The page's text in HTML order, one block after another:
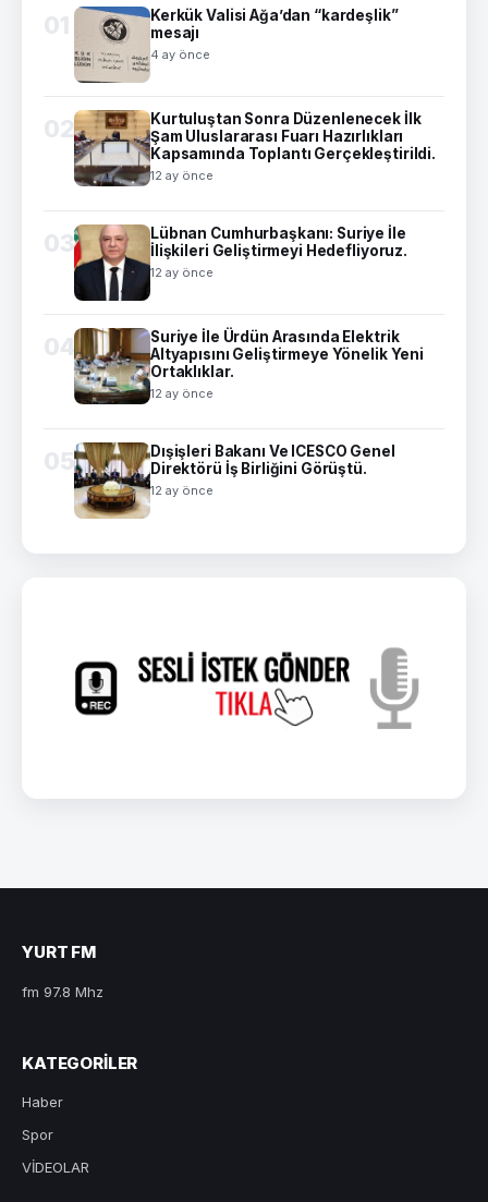
01
Kerkük Valisi Ağa’dan “kardeşlik”
mesajı
4 ay önce
02
Kurtuluştan Sonra Düzenlenecek İlk
Şam Uluslararası Fuarı Hazırlıkları
Kapsamında Toplantı Gerçekleştirildi.
12 ay önce
03
Lübnan Cumhurbaşkanı: Suriye İle
İlişkileri Geliştirmeyi Hedefliyoruz.
12 ay önce
04
Suriye İle Ürdün Arasında Elektrik
Altyapısını Geliştirmeye Yönelik Yeni
Ortaklıklar.
12 ay önce
05
Dışişleri Bakanı Ve ICESCO Genel
Direktörü İş Birliğini Görüştü.
12 ay önce
YURT FM
fm 97.8 Mhz
KATEGORILER
Haber
Spor
VİDEOLAR